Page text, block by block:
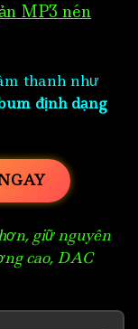
MP3 nén
thanh như
định dạng
giữ nguyên
cao, DAC